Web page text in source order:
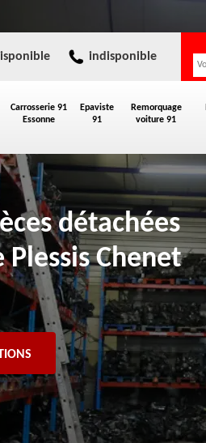
Carrosserie 91
Essonne
Epaviste
91
Remorquage
voiture 91
indisponible
détachées
Chenet